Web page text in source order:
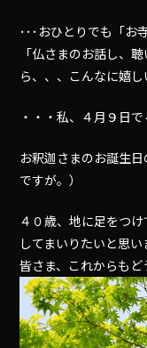
･･･おひとりでも「お
「仏さまのお話し、
ら、、、こんなに嬉し
・・・私、４月９日
お釈迦さまのお誕生
ですが。）
４０歳、地に足をつ
してまいりたいと思い
皆さま、これからもど